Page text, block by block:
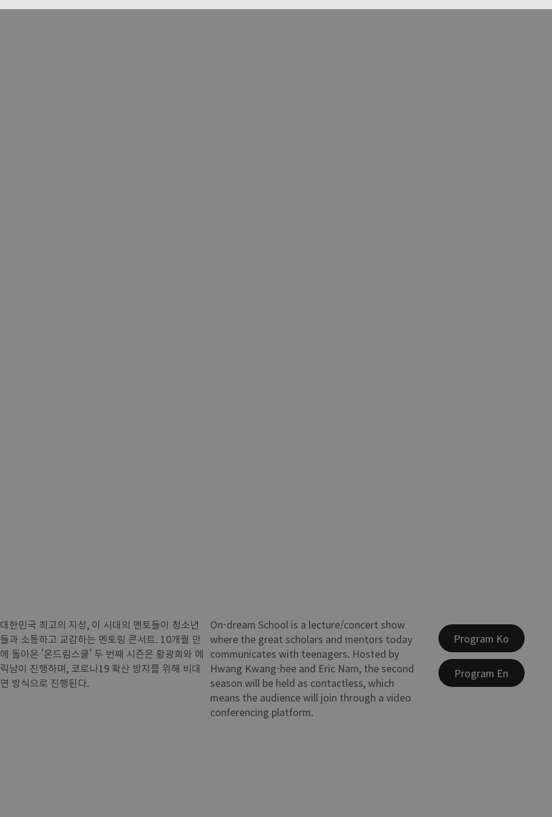
대한민국 최고의 지성, 이 시대의 멘토들이 청소년
들과 소통하고 교감하는 멘토링 콘서트. 10개월 만
에 돌아온 '온드림스쿨' 두 번째 시즌은 황광희와 에
릭남이 진행하며, 코로나19 확산 방지를 위해 비대
면 방식으로 진행된다.
On-dream School is a lecture/concert show
where the great scholars and mentors today
communicates with teenagers. Hosted by
Hwang Kwang-hee and Eric Nam, the second
season will be held as contactless, which
means the audience will join through a video
conferencing platform.
Program Ko
Program En